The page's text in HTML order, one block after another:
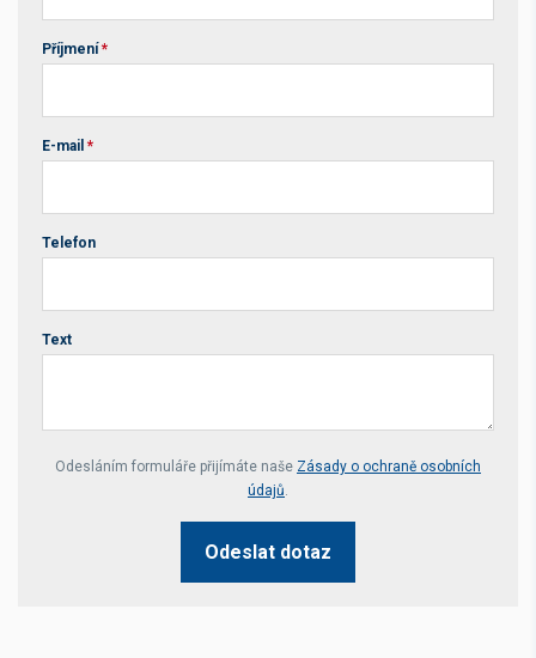
Příjmení *
E-mail *
Telefon
Text
Your website *
Odesláním formuláře přijímáte naše Zásady o ochraně osobních
údajů.
Odeslat dotaz